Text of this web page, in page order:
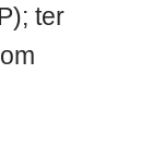
ter